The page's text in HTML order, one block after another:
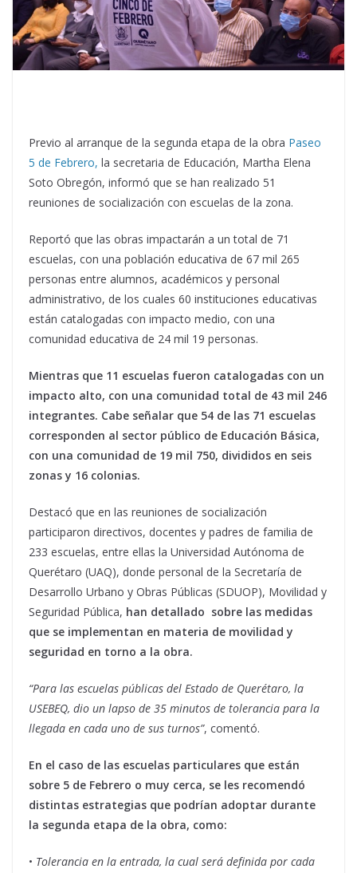
Previo al arranque de la segunda etapa de la obra Paseo
5 de Febrero, la secretaria de Educación, Martha Elena
Soto Obregón, informó que se han realizado 51
reuniones de socialización con escuelas de la zona.
Reportó que las obras impactarán a un total de 71
escuelas, con una población educativa de 67 mil 265
personas entre alumnos, académicos y personal
administrativo, de los cuales 60 instituciones educativas
están catalogadas con impacto medio, con una
comunidad educativa de 24 mil 19 personas.
Mientras que 11 escuelas fueron catalogadas con un
impacto alto, con una comunidad total de 43 mil 246
integrantes. Cabe señalar que 54 de las 71 escuelas
corresponden al sector público de Educación Básica,
con una comunidad de 19 mil 750, divididos en seis
zonas y 16 colonias.
Destacó que en las reuniones de socialización
participaron directivos, docentes y padres de familia de
233 escuelas, entre ellas la Universidad Autónoma de
Querétaro (UAQ), donde personal de la Secretaría de
Desarrollo Urbano y Obras Públicas (SDUOP), Movilidad y
Seguridad Pública, han detallado sobre las medidas
que se implementan en materia de movilidad y
seguridad en torno a la obra.
“Para las escuelas públicas del Estado de Querétaro, la
USEBEQ, dio un lapso de 35 minutos de tolerancia para la
llegada en cada uno de sus turnos”, comentó.
En el caso de las escuelas particulares que están
sobre 5 de Febrero o muy cerca, se les recomendó
distintas estrategias que podrían adoptar durante
la segunda etapa de la obra, como:
• Tolerancia en la entrada, la cual será definida por cada